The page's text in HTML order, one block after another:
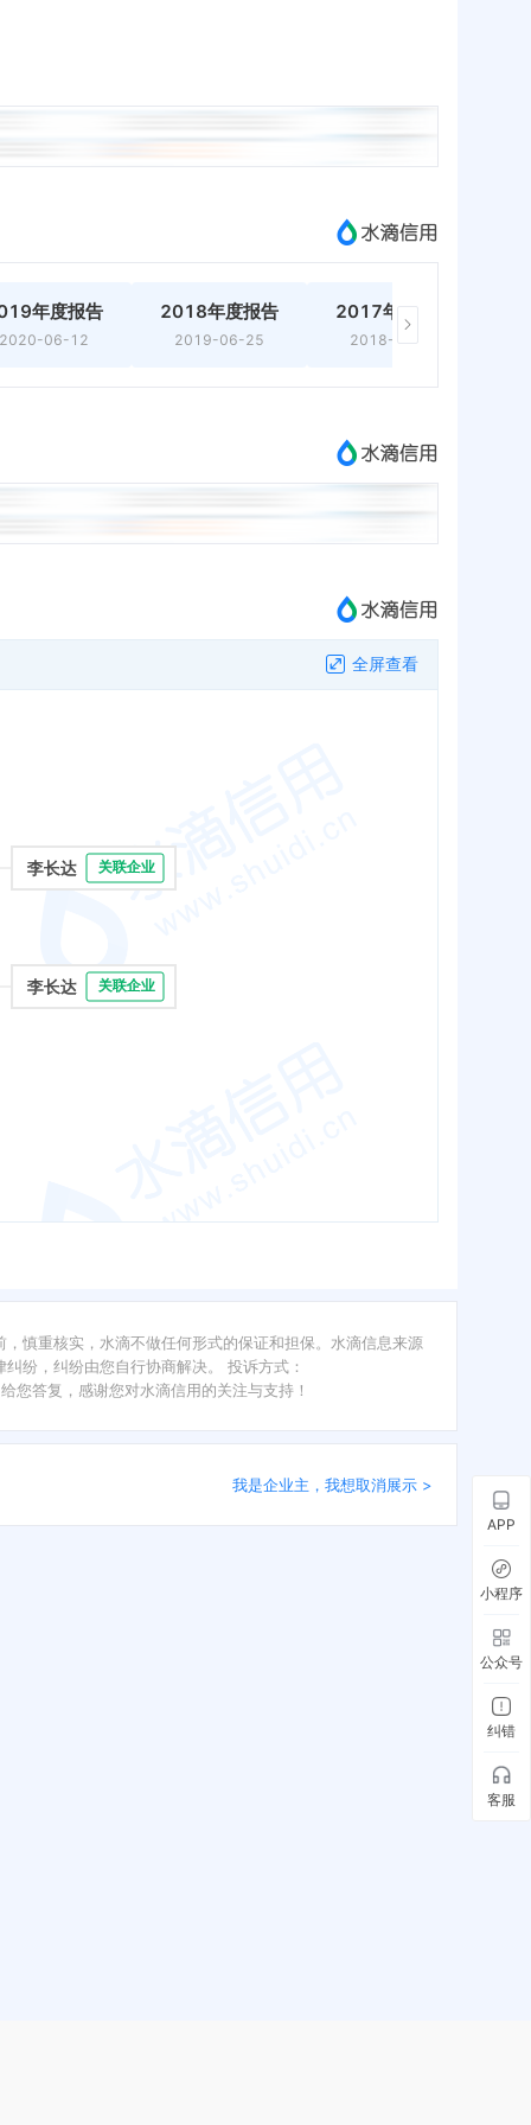
年度报告
06-12
2018年度报告
2019-06-25
2017年度报告
2018-06-08
全屏查看
李长达 关联企业
李长达 关联企业
慎重核实，水滴不做任何形式的保证和担保。水滴信息来源
纷，纠纷由您自行协商解决。 投诉方式：
您答复，感谢您对水滴信用的关注与支持！
我是企业主，我想取消展示 >
APP
小程序
公众号
纠错
客服